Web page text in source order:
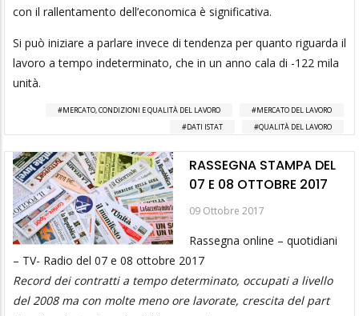
con il rallentamento dell’economica è significativa.
Si può iniziare a parlare invece di tendenza per quanto riguarda il
lavoro a tempo indeterminato, che in un anno cala di -122 mila
unità.
MERCATO, CONDIZIONI E QUALITÀ DEL LAVORO
MERCATO DEL LAVORO
DATI ISTAT
QUALITÀ DEL LAVORO
RASSEGNA STAMPA DEL
07 E 08 OTTOBRE 2017
09 Ottobre 2017
Rassegna online – quotidiani
– TV- Radio del 07 e 08 ottobre 2017
Record dei contratti a tempo determinato, occupati a livello
del 2008 ma con molte meno ore lavorate, crescita del part